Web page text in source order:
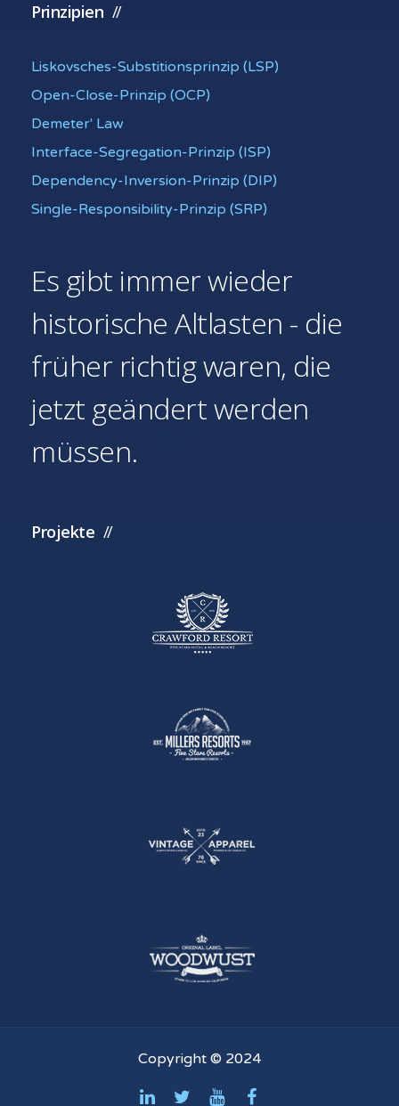
Prinzipien
Liskovsches-Substitionsprinzip (LSP)
Open-Close-Prinzip (OCP)
Demeter' Law
Interface-Segregation-Prinzip (ISP)
Dependency-Inversion-Prinzip (DIP)
Single-Responsibility-Prinzip (SRP)
Es gibt immer wieder
historische Altlasten - die
früher richtig waren, die
jetzt geändert werden
müssen.
Projekte
Copyright © 2024